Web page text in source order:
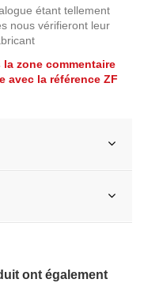
étant tellement
nous vérifieront leur
zone commentaire
avec la référence ZF
ont également